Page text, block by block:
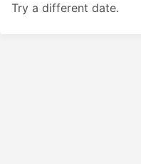
Try a different date.